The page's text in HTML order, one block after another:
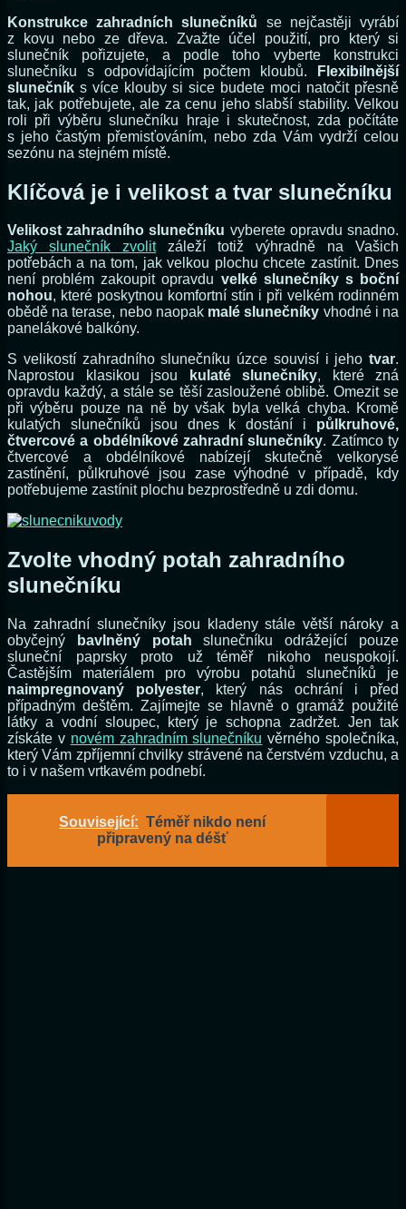
Konstrukce zahradních slunečníků se nejčastěji vyrábí
z kovu nebo ze dřeva. Zvažte účel použití, pro který si
slunečník pořizujete, a podle toho vyberte konstrukci
slunečníku s odpovídajícím počtem kloubů.
Flexibilnější
slunečník s více klouby si sice budete moci natočit přesně
tak, jak potřebujete, ale za cenu jeho slabší stability. Velkou
roli při výběru slunečníku hraje i skutečnost, zda počítáte
s jeho častým přemisťováním, nebo zda Vám vydrží celou
sezónu na stejném místě.
Klíčová je i velikost a tvar slunečníku
Velikost zahradního slunečníku vyberete opravdu snadno.
Jaký slunečník zvolitzáleží totiž výhradně na Vašich
potřebách a na tom, jak velkou plochu chcete zastínit. Dnes
není problém zakoupit opravdu velké slunečníky s boční
nohou, které poskytnou komfortní stín i při velkém rodinném
obědě na terase, nebo naopak malé slunečníky vhodné i na
panelákové balkóny.
S velikostí zahradního slunečníku úzce souvisí i jeho tvar.
Naprostou klasikou jsou
kulaté slunečníky, které zná
opravdu každý, a stále se těší zasloužené oblibě. Omezit se
při výběru pouze na ně by však byla velká chyba. Kromě
kulatých slunečníků jsou dnes k dostání i půlkruhové,
čtvercové a obdélníkové zahradní slunečníky. Zatímco ty
čtvercové a obdélníkové nabízejí skutečně velkorysé
zastínění, půlkruhové jsou zase výhodné v případě, kdy
potřebujeme zastínit plochu bezprostředně u zdi domu.
Zvolte vhodný potah zahradního
slunečníku
Na zahradní slunečníky jsou kladeny stále větší nároky a
obyčejný
bavlněný potah slunečníku odrážející pouze
sluneční paprsky proto už téměř nikoho neuspokojí.
Častějším materiálem pro výrobu potahů slunečníků je
naimpregnovaný polyester, který nás ochrání i před
případným deštěm. Zajímejte se hlavně o gramáž použité
látky a vodní sloupec, který je schopna zadržet. Jen tak
získáte v novém zahradním slunečníku věrného společníka,
který Vám zpříjemní chvilky strávené na čerstvém vzduchu, a
to i v našem vrtkavém podnebí.
Související: Téměř nikdo není
připravený na déšť